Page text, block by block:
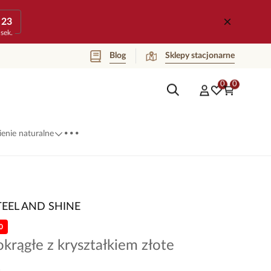
23
sek.
Blog Sklepy stacjonarne
0 0
naturalne ...
AND SHINE
z kryształkiem złote